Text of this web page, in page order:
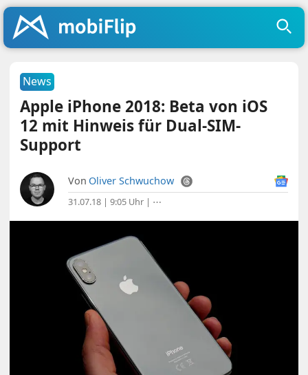
News
Apple iPhone 2018: Beta von iOS
12 mit Hinweis für Dual-SIM-
Support
Von Oliver Schwuchow
31.07.18 | 9:05 Uhr | ⋯